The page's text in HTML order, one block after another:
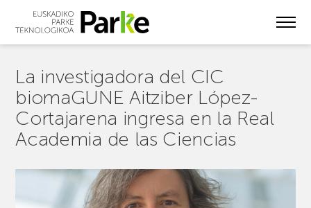
La investigadora del CIC
biomaGUNE Aitziber López-
Cortajarena ingresa en la Real
Academia de las Ciencias